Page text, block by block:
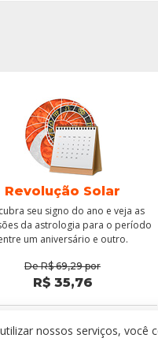
Revolução Solar
seu signo do ano e veja as
da astrologia para o período
um aniversário e outro.
DeR$ 69,29por
R$ 35,76
Total:R$ 105,05